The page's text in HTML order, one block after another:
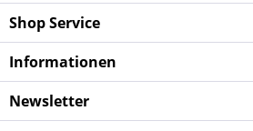
Shop Service
Informationen
Newsletter